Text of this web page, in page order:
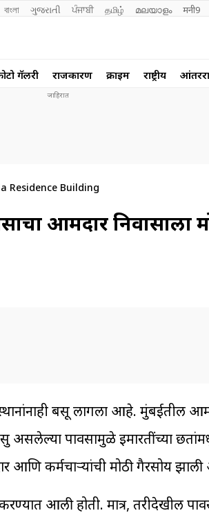
বাংলা ગુજરાતી ਪੰਜਾਬੀ தமிழ் മലയാളം मनी9
गॅलरी राजकारण क्राईम राष्ट्रीय
Residence Building
आमदार निवासाला
बसू लागला आहे. मुंबईतील
असलेल्या पावसामुळे इमारतींच्या
आणि कर्मचाऱ्यांची मोठी गैरसोय
आली होती. मात्र, तरीदेखील